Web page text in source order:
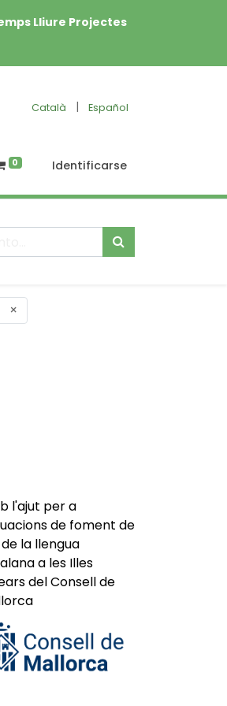
Lliure Projectes
Català | Español
0 Identificarse
×
l'ajut per a
de foment de
de la llengua
a les Illes
del Consell de